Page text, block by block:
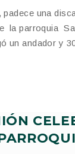
una
la parroquia
un andador y